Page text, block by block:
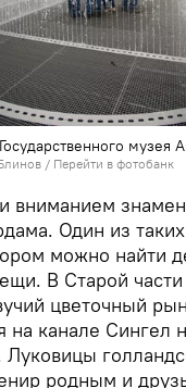
музея
/ Перейти в фотобанк
вниманием
Один из
можно найти
В Старой
цветочный
на канале Сингел
родным и